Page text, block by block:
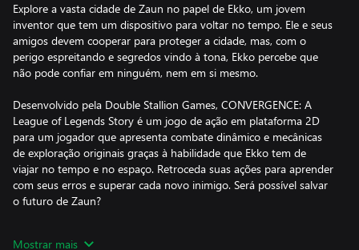
Explore a vasta cidade de Zaun no papel de Ekko, um jovem
inventor que tem um dispositivo para voltar no tempo. Ele e seus
amigos devem cooperar para proteger a cidade, mas, com o
perigo espreitando e segredos vindo à tona, Ekko percebe que
não pode confiar em ninguém, nem em si mesmo.
Desenvolvido pela Double Stallion Games, CONVERGENCE: A
League of Legends Story é um jogo de ação em plataforma 2D
para um jogador que apresenta combate dinâmico e mecânicas
de exploração originais graças à habilidade que Ekko tem de
viajar no tempo e no espaço. Retroceda suas ações para aprender
com seus erros e superar cada novo inimigo. Será possível salvar
o futuro de Zaun?
Mostrar mais